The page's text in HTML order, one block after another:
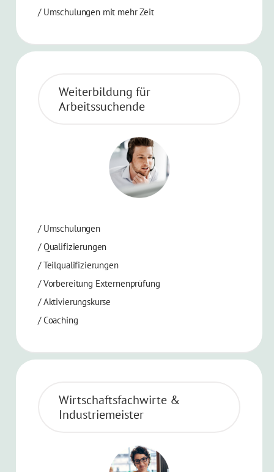
/ Umschulungen mit mehr Zeit
Weiterbildung für
Arbeitssuchende
/ Umschulungen
/Qualifizierungen
/Teilqualifizierungen
/Vorbereitung Externenprüfung
/Aktivierungskurse
/ Coaching
Wirtschaftsfachwirte &
Industriemeister